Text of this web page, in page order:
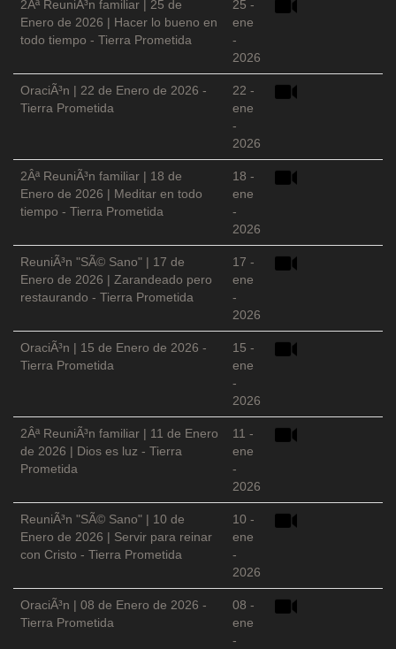
2Âª ReuniÃ³n familiar | 25 de
Enero de 2026 | Hacer lo bueno en
todo tiempo - Tierra Prometida
25 -
ene
-
2026
OraciÃ³n | 22 de Enero de 2026 -
Tierra Prometida
22 -
ene
-
2026
2Âª ReuniÃ³n familiar | 18 de
Enero de 2026 | Meditar en todo
tiempo - Tierra Prometida
18 -
ene
-
2026
ReuniÃ³n "SÃ© Sano" | 17 de
Enero de 2026 | Zarandeado pero
restaurando - Tierra Prometida
17 -
ene
-
2026
OraciÃ³n | 15 de Enero de 2026 -
Tierra Prometida
15 -
ene
-
2026
2Âª ReuniÃ³n familiar | 11 de Enero
de 2026 | Dios es luz - Tierra
Prometida
11 -
ene
-
2026
ReuniÃ³n "SÃ© Sano" | 10 de
Enero de 2026 | Servir para reinar
con Cristo - Tierra Prometida
10 -
ene
-
2026
OraciÃ³n | 08 de Enero de 2026 -
Tierra Prometida
08 -
ene
-